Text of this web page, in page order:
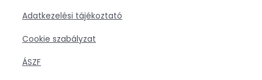
Adatkezelési tájékoztató
Cookie szabályzat
ÁSZF